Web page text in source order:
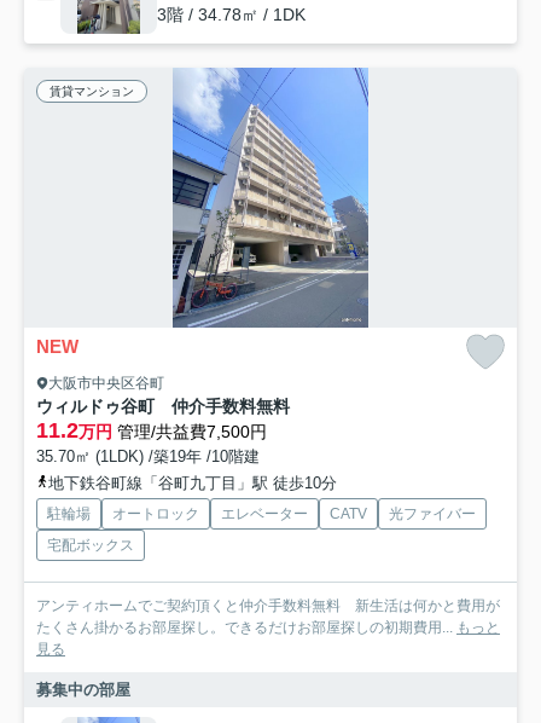
3階 / 34.78㎡ / 1DK
賃貸マンション
NEW
大阪市中央区谷町
ウィルドゥ谷町 仲介手数料無料
11.2万円 管理/共益費7,500円
35.70㎡ (1LDK) /築19年 /10階建
地下鉄谷町線「谷町九丁目」駅 徒歩10分
駐輪場 オートロック エレベーター CATV
光ファイバー
宅配ボックス
アンティホームでご契約頂くと仲介手数料無料 新生活は何かと費用が
たくさん掛かるお部屋探し。できるだけお部屋探しの初期費用...
もっと
見る
募集中の部屋